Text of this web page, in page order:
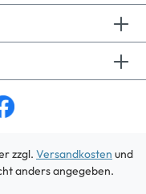
zzgl. Versandkosten und
anders angegeben.